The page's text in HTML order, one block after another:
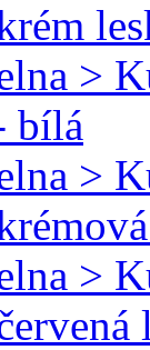
>
bílá
>
>